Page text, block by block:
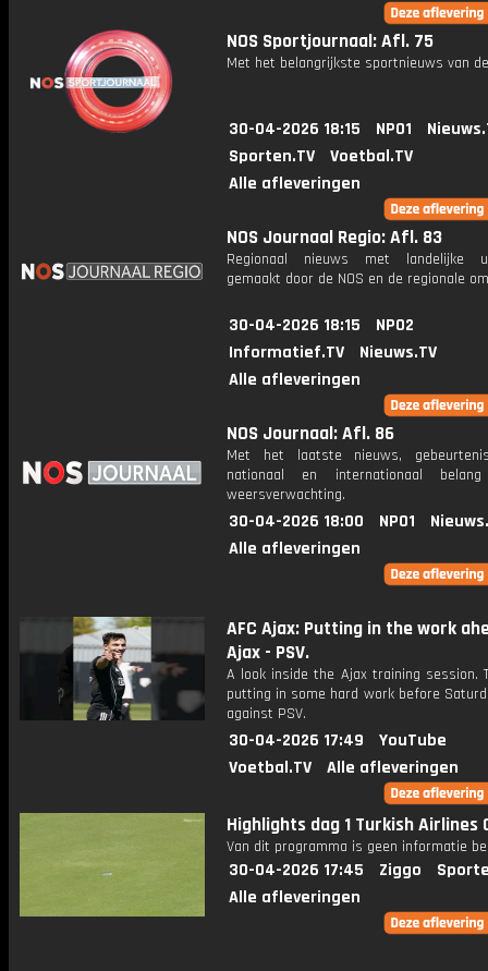
NOS Sportjournaal: Afl. 75
Met het belangrijkste sportnieuws van
30-04-2026 18:15 NPO1
Sporten.TV
Voetbal.TV
Alle afleveringen
NOS Journaal Regio: Afl. 83
Regionaal nieuws met landelijke
gemaakt door de NOS en de regionale
30-04-2026 18:15
NPO2
Informatief.TV
Nieuws.TV
Alle afleveringen
NOS Journaal: Afl. 86
Met het laatste nieuws,
nationaal en internationaal
weersverwachting.
30-04-2026 18:00 NPO1
Alle afleveringen
AFC Ajax: Putting in the work
Ajax - PSV.
A look inside the Ajax training session.
putting in some hard work before
against PSV.
30-04-2026 17:49
YouTube
Voetbal.TV
Alle afleveringen
Highlights dag 1 Turkish Airlines
Van dit programma is geen informatie
30-04-2026 17:45 Ziggo
Alle afleveringen